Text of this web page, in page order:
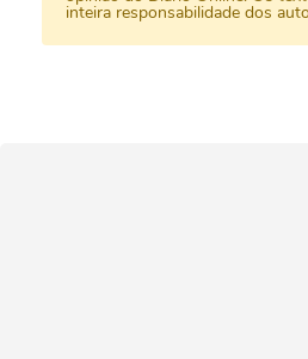
inteira responsabilidade dos